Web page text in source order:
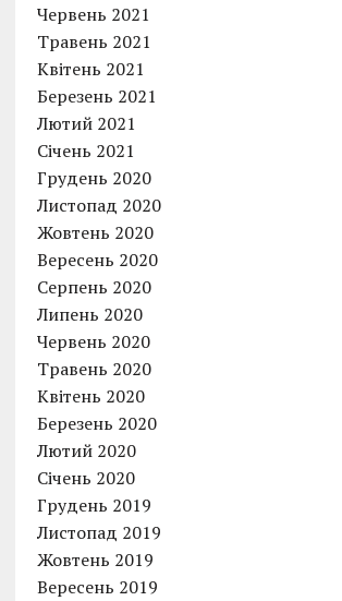
Червень 2021
Травень 2021
Квітень 2021
Березень 2021
Лютий 2021
Січень 2021
Грудень 2020
Листопад 2020
Жовтень 2020
Вересень 2020
Серпень 2020
Липень 2020
Червень 2020
Травень 2020
Квітень 2020
Березень 2020
Лютий 2020
Січень 2020
Грудень 2019
Листопад 2019
Жовтень 2019
Вересень 2019